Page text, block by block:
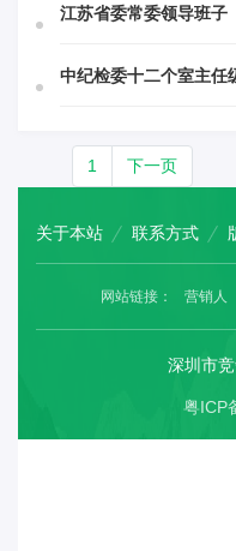
江苏省委常委领导班子
中纪检委十二个室主任
1 下一页
关于本站 联系方式
网站链接： 营销人
深圳市
粤ICP